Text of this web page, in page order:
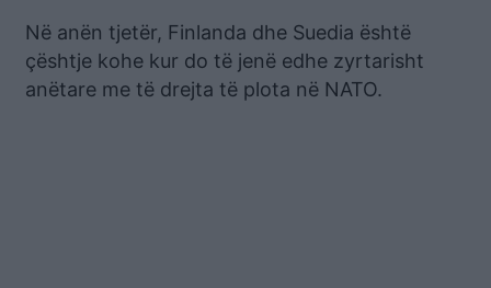
Në anën tjetër, Finlanda dhe Suedia është
çështje kohe kur do të jenë edhe zyrtarisht
anëtare me të drejta të plota në NATO.